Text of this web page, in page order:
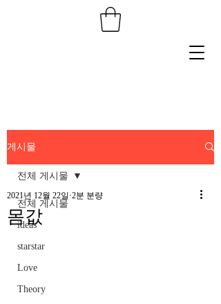
게시물
전체 게시물
ideas
starstar
Love
Theory
전체 게시물
몸값
2021년 12월 22일 2분 분량